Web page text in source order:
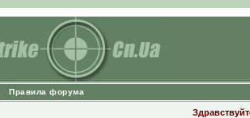
Правила форума